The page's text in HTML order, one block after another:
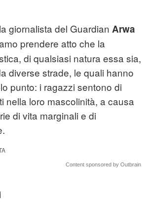
giornalista del Guardian Arwa
prendere atto che la
di qualsiasi natura essa sia,
diverse strade, le quali hanno
punto: i ragazzi sentono di
nella loro mascolinità, a causa
di vita marginali e di
Content sponsored by Outbrain